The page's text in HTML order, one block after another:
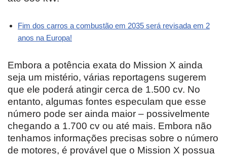
Fim dos carros a combustão em 2035 será revisada em 2
anos na Europa!
Embora a potência exata do Mission X ainda
seja um mistério, várias reportagens sugerem
que ele poderá atingir cerca de 1.500 cv. No
entanto, algumas fontes especulam que esse
número pode ser ainda maior – possivelmente
chegando a 1.700 cv ou até mais. Embora não
tenhamos informações precisas sobre o número
de motores, é provável que o Mission X possua